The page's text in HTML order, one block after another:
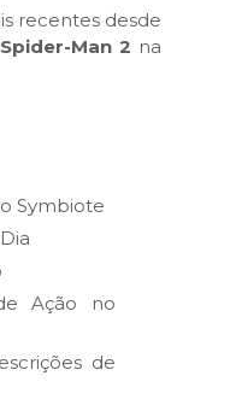
recentes desde
Man 2 na
Symbiote
Ação no
de